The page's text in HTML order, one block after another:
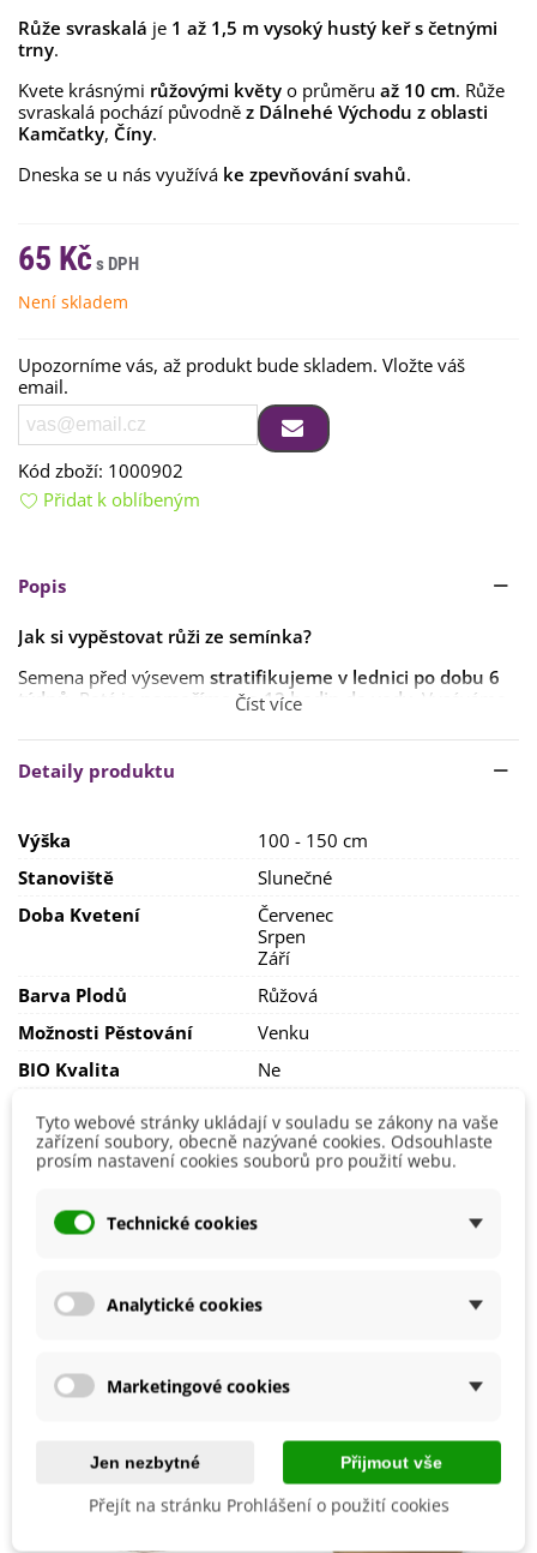
Růže svraskalá je 1 až 1,5 m vysoký hustý keř s četnými
trny.
Kvete krásnými růžovými květy o průměru až 10 cm. Růže
svraskalá pochází původně z Dálnehé Východu z oblasti
Kamčatky, Číny.
Dneska se u nás využívá ke zpevňování svahů.
65 Kč
Není skladem
Upozorníme vás, až produkt bude skladem. Vložte váš
email.
Kód zboží: 1000902
Přidat k oblíbeným
Popis
Jak si vypěstovat růži ze semínka?
Semena před výsevem stratifikujeme v lednici po dobu 6
týdnů
. Poté je namočíme na 12 hodin do vody
. Vyséváme
Růže klíčí
několik měsíců
vysadit téměř kamkoliv
volíme
a pokud chceme krásné květy dopřejeme
jí středně živnou,
propustnou půdu s dobrou
drenážíapravidelnou zálivkou.
Rostlina jemrazuvzdorná
Číst více
Detaily produktu
Výška
100 - 150 cm
Stanoviště
Slunečné
Doba Kvetení
Červenec
Srpen
Září
Barva Plodů
Růžová
Možnosti Pěstování
Venku
BIO Kvalita
Ne
Vegetační Doba
Trvalky
Tyto webové stránky ukládají v souladu se zákony na vaše
zařízení soubory, obecně nazývané cookies. Odsouhlaste
prosím nastavení cookies souborů pro použití webu.
Technické cookies
Analytické cookies
Marketingové cookies
Jen nezbytné Přijmout vše
Přejít na stránku Prohlášení o použití cookies